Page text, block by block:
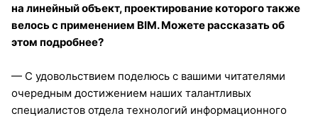
на линейный объект, проектирование которого также
велось с применением BIM. Можете рассказать об
этом подробнее?
— С удовольствием поделюсь с вашими читателями
очередным достижением наших талантливых
специалистов отдела технологий информационного